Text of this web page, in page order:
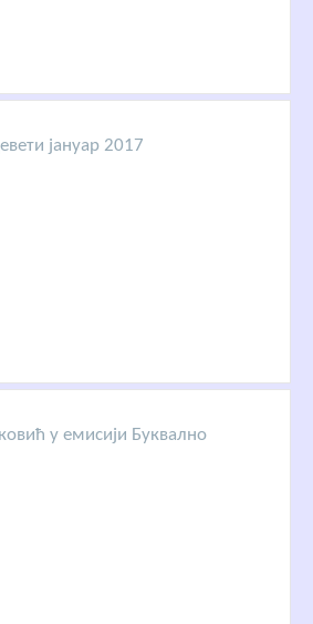
јануар 2017
у емисији Буквално